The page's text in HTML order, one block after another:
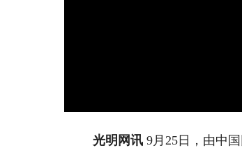
光明网讯9月25日，由中